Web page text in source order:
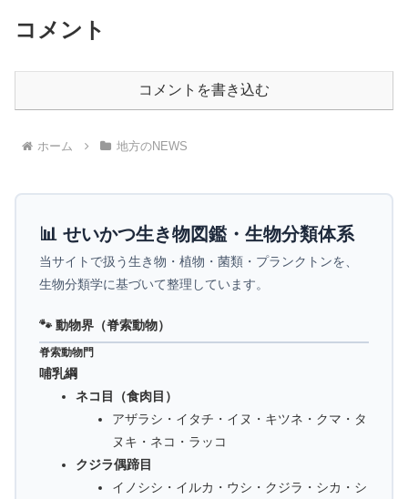
コメント
コメントを書き込む
ホーム 地方のNEWS
📊 せいかつ生き物図鑑・生物分類体系
当サイトで扱う生き物・植物・菌類・プランクトンを、
生物分類学に基づいて整理しています。
🐾 動物界（脊索動物）
脊索動物門
哺乳綱
ネコ目（食肉目）
アザラシ・イタチ・イヌ・キツネ・クマ・タ
ヌキ・ネコ・ラッコ
クジラ偶蹄目
イノシシ・イルカ・ウシ・クジラ・シカ・シ